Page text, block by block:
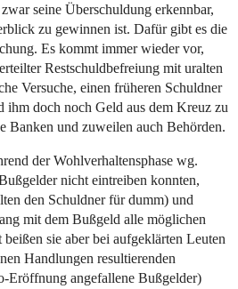
seine Überschuldung erkennbar,
zu gewinnen ist. Dafür gibt es die
Es kommt immer wieder vor,
Restschuldbefreiung mit uralten
Versuche, einen früheren Schuldner
ihm doch noch Geld aus dem Kreuz zu
Banken und zuweilen auch Behörden.
der Wohlverhaltensphase wg.
nicht eintreiben konnten,
den Schuldner für dumm) und
mit dem Bußgeld alle möglichen
sie aber bei aufgeklärten Leuten
Handlungen resultierenden
Eröffnung angefallene Bußgelder)